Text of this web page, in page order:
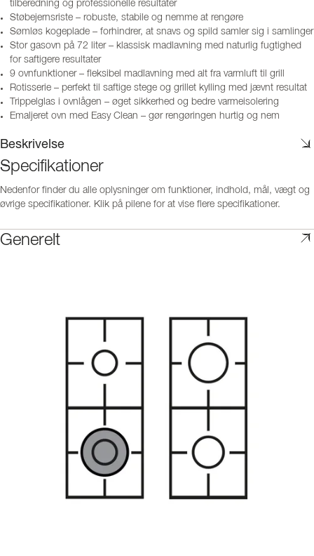
tilberedning og professionelle resultater
Støbejernsriste – robuste, stabile og nemme at rengøre
Sømløs kogeplade – forhindrer, at snavs og spild samler sig i samlinger
Stor gasovn på 72 liter – klassisk madlavning med naturlig fugtighed
for saftigere resultater
9 ovnfunktioner – fleksibel madlavning med alt fra varmluft til grill
Rotisserie – perfekt til saftige stege og grillet kylling med jævnt resultat
Trippelglas i ovnlågen – øget sikkerhed og bedre varmeisolering
Emaljeret ovn med Easy Clean – gør rengøringen hurtig og nem
Beskrivelse
Specifikationer
Nedenfor finder du alle oplysninger om funktioner, indhold, mål, vægt og
øvrige specifikationer. Klik på pilene for at vise flere specifikationer.
Generelt